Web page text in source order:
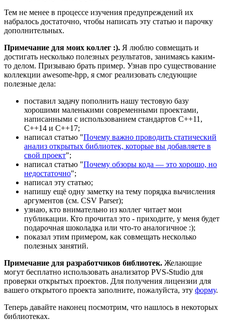
Тем не менее в процессе изучения предупреждений их
набралось достаточно, чтобы написать эту статью и парочку
дополнительных.
Примечание для моих коллег :). Я люблю совмещать и
достигать несколько полезных результатов, занимаясь каким-
то делом. Призываю брать пример. Узнав про существование
коллекции awesome-hpp, я смог реализовать следующие
полезные дела:
поставил задачу пополнить нашу тестовую базу
хорошими маленькими современными проектами,
написанными с использованием стандартов C++11,
C++14 и C++17;
написал статью "Почему важно проводить статический
анализ открытых библиотек, которые вы добавляете в
свой проект";
написал статью "Почему обзоры кода — это хорошо, но
недостаточно";
написал эту статью;
напишу ещё одну заметку на тему порядка вычисления
аргументов (см. CSV Parser);
узнаю, кто внимательно из коллег читает мои
публикации. Кто прочитал это - приходите, у меня будет
подарочная шоколадка или что-то аналогичное :);
показал этим примером, как совмещать несколько
полезных занятий.
Примечание для разработчиков библиотек. Желающие
могут бесплатно использовать анализатор PVS-Studio для
проверки открытых проектов. Для получения лицензии для
вашего открытого проекта заполните, пожалуйста, эту форму.
Теперь давайте наконец посмотрим, что нашлось в некоторых
библиотеках.